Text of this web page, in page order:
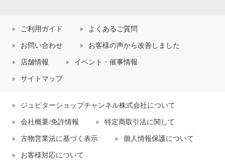
ご利用ガイド よくあるご質問
お問い合わせ お客様の声から改善しました
店舗情報 イベント・催事情報
サイトマップ
ジュピターショップチャンネル株式会社について
会社概要/免許情報 特定商取引法に関して
古物営業法に基づく表示 個人情報保護について
お客様対応について